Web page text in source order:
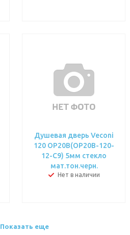
Душевая дверь Veconi
120 OP20B(OP20B-120-
12-C9) 5мм стекло
мат.тон.черн.
Нет в наличии
Показать еще